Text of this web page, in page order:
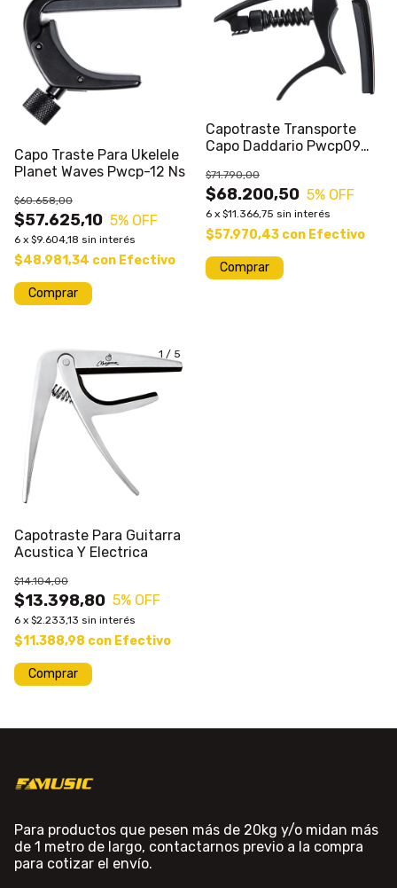
Capo Traste Para Ukelele
Planet Waves Pwcp-12 Ns
$57.625,10
$60.658,00
5% OFF
6 x $9.604,18 sin interés
$48.981,34 con Efectivo
Capotraste Transporte
Capo Daddario Pwcp09
$68.200,50
$71.790,00
5% OFF
6 x $11.366,75 sin interés
$57.970,43 con Efectivo
1 / 5
Capotraste Para Guitarra
Acustica Y Electrica
$13.398,80
$14.104,00
5% OFF
6 x $2.233,13 sin interés
$11.388,98 con Efectivo
Para productos que pesen más de 20kg y/o midan más
de 1 metro de largo, contactarnos previo a la compra
para cotizar el envío.